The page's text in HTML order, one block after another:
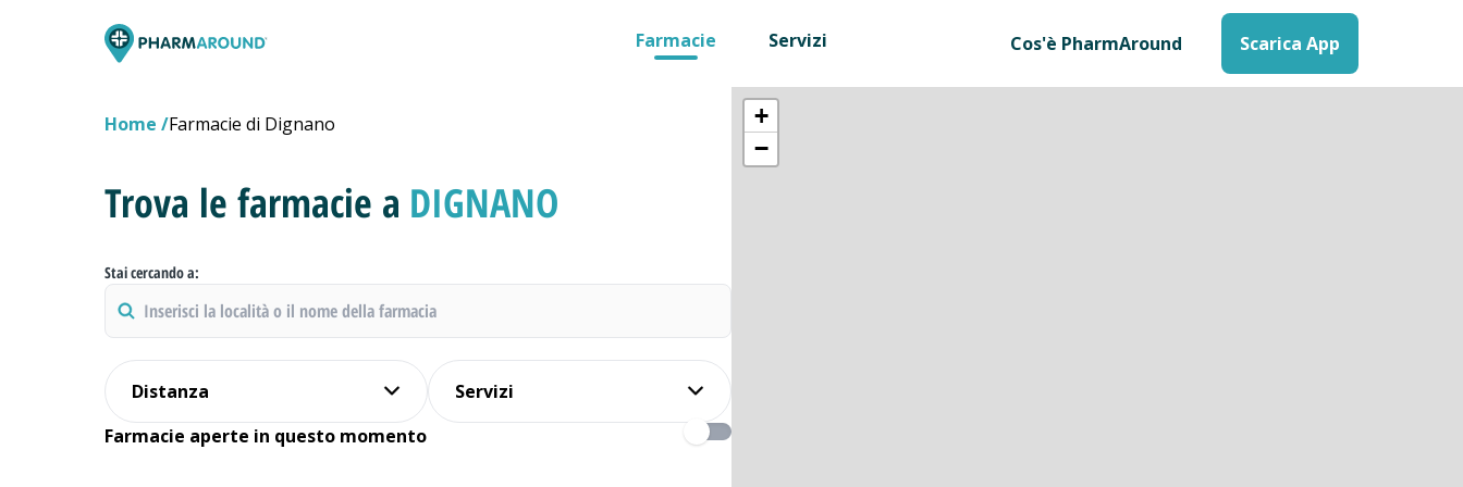
Farmacie Servizi Cos'è PharmAround Scarica App
Home Farmacie di Dignano
Trova le farmacie a DIGNANO
Stai cercando a:
Distanza
Servizi
Farmacie aperte in questo momento
+
−